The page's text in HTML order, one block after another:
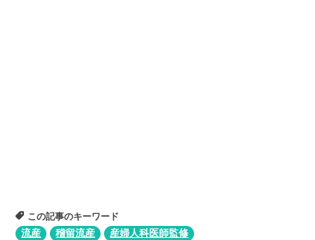
この記事のキーワード
流産
稽留流産 産婦人科医師監修